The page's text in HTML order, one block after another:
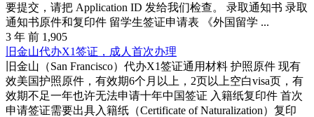
要提交，请把 Application ID 发给我们检查。 录取通知书 录取
通知书原件和复印件 留学生签证申请表 《外国留学 ...
3 年 前 1,905
旧金山代办X1签证，成人首次办理
旧金山（San Francisco）代办X1签证通用材料 护照原件 现有
效美国护照原件，有效期6个月以上，2页以上空白visa页，有
效期不足一年也许无法申请十年中国签证 入籍纸复印件 首次
申请签证需要出具入籍纸（Certificate of Naturalization）复印